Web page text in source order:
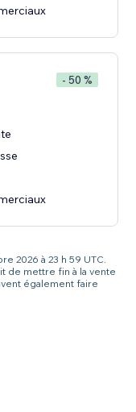
- 50 %
2026 à 23 h 59 UTC.
de mettre fin à la vente
également faire